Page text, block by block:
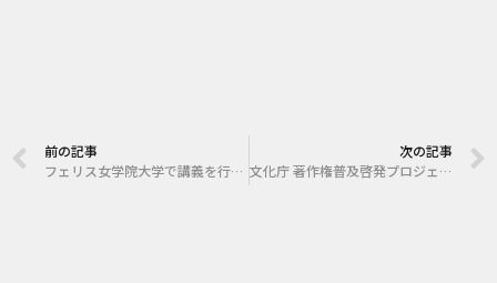
前の記事
フェリス女学院大学で講義を行いました。
次の記事
文化庁 著作権普及啓発プロジェクトで漫画家の畑健二郎先生の対談相手を務めました。